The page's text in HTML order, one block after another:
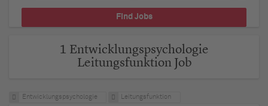
1 Entwicklungspsychologie
Leitungsfunktion Job
Entwicklungspsychologie Leitungsfunktion